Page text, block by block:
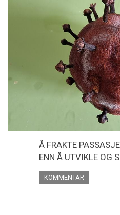
Å FRAKTE
ENN Å UTVIKLE OG
KOMMENTAR